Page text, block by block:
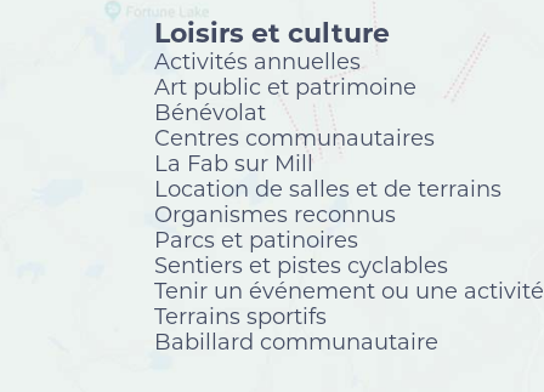
Loisirs et culture
Activités annuelles
Art public et patrimoine
Bénévolat
Centres communautaires
La Fab sur Mill
Location de salles et de terrains
Organismes reconnus
Parcs et patinoires
Sentiers et pistes cyclables
Tenir un événement ou une activité
Terrains sportifs
Babillard communautaire